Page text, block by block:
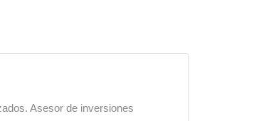
Asesor de inversiones